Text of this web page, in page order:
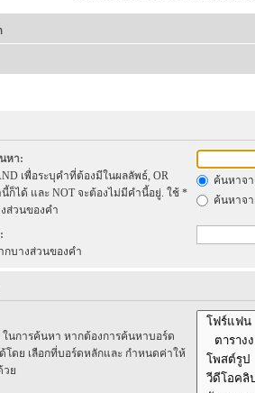
หา:
เพื่อระบุคำที่ต้องมีในผลลัพธ์, OR
ก็ได้ และ NOT จะต้องไม่มีคำนี้อยู่. ใช้ *
ส่วนของคำ
ค้นหาจ
ค้นหาจ
กบางส่วนของคำ
ในการค้นหา หากต้องการค้นหาบอร์ด
โดย เลือกที่บอร์ดหลักและ กำหนดค่าให้
วย